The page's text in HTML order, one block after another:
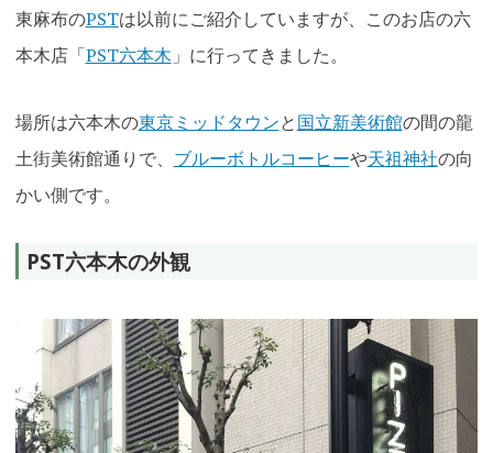
東麻布のPSTは以前にご紹介していますが、このお店の六
本木店「PST六本木 」に行ってきました。
場所は六本木の東京ミッドタウンと国立新美術館の間の龍
土街美術館通りで、 ブルーボトルコーヒーや天祖神社の向
かい側です。
PST六本木の外観